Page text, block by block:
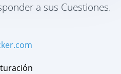
a sus Cuestiones.